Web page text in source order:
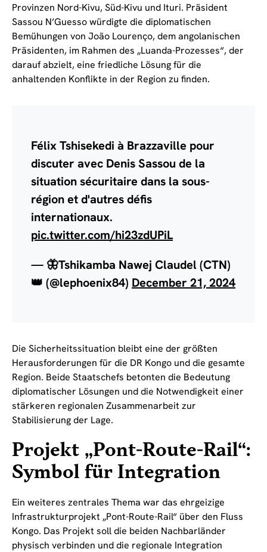
Provinzen Nord-Kivu, Süd-Kivu und Ituri. Präsident
Sassou N’Guesso würdigte die diplomatischen
Bemühungen von João Lourenço, dem angolanischen
Präsidenten, im Rahmen des „Luanda-Prozesses“, der
darauf abzielt, eine friedliche Lösung für die
anhaltenden Konflikte in der Region zu finden.
Félix Tshisekedi à Brazzaville pour
discuter avec Denis Sassou de la
situation sécuritaire dans la sous-
région et d'autres défis
internationaux.
pic.twitter.com/hi23zdUPiL
— 🦋Tshikamba Nawej Claudel (CTN)
👑 (@lephoenix84) December 21, 2024
Die Sicherheitssituation bleibt eine der größten
Herausforderungen für die DR Kongo und die gesamte
Region. Beide Staatschefs betonten die Bedeutung
diplomatischer Lösungen und die Notwendigkeit einer
stärkeren regionalen Zusammenarbeit zur
Stabilisierung der Lage.
Projekt „Pont-Route-Rail“:
Symbol für Integration
Ein weiteres zentrales Thema war das ehrgeizige
Infrastrukturprojekt „Pont-Route-Rail“ über den Fluss
Kongo. Das Projekt soll die beiden Nachbarländer
physisch verbinden und die regionale Integration